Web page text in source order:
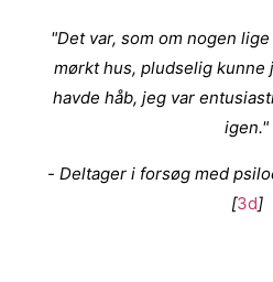
"Det var, som om nogen
mørkt hus, pludselig kunne
havde håb, jeg var
igen."
- Deltager i forsøg med
[3d]